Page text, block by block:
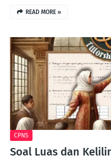
READ MORE »
CPNS
Soal Luas dan